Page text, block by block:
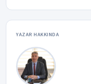
YAZAR HAKKINDA